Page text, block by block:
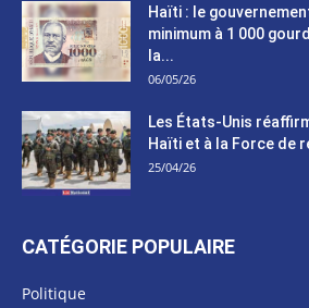
Haïti : le
minimum à 1 000
la...
06/05/26
Les États-Unis
Haïti et à la Force de
25/04/26
CATÉGORIE POPULAIRE
Politique